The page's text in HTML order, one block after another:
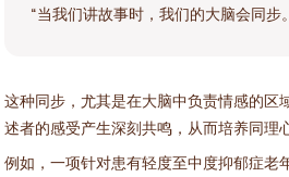
“当我们讲故事时，我们的大脑会同步
这种同步，尤其是在大脑中负责情感的区
述者的感受产生深刻共鸣，从而培养同理
例如，一项针对患有轻度至中度抑郁症老